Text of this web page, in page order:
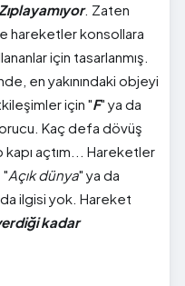
. Zaten
hareketler konsollara
için tasarlanmış.
en yakınındaki objeyi
için "F" ya da
Kaç defa dövüş
kapı açtım... Hareketler
"Açık dünya" ya da
ilgisi yok. Hareket
kadar